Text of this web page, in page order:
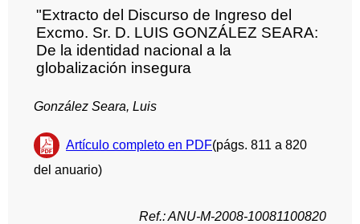
"Extracto del Discurso de Ingreso del
Excmo. Sr. D. LUIS GONZÁLEZ SEARA:
De la identidad nacional a la
globalización insegura
González Seara, Luis
Artículo completo en PDF(págs. 811 a 820
del anuario)
Ref.: ANU-M-2008-10081100820